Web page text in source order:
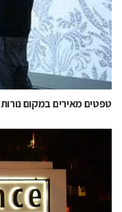
טפטים מאירים במקום נורות